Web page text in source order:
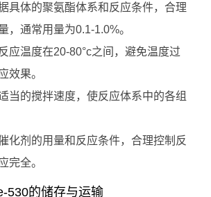
具体的聚氨酯体系和反应条件，合理
，通常用量为0.1-1.0%。
应温度在20-80°c之间，避免温度过
效果。
当的搅拌速度，使反应体系中的各组
化剂的用量和反应条件，合理控制反
完全。
530的储存与运输